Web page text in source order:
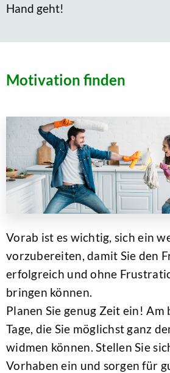
Hand geht!
Motivation finden
Vorab ist es wichtig, sich ein
vorzubereiten, damit Sie den
erfolgreich und ohne
bringen können.
Planen Sie genug Zeit ein! Am
Tage, die Sie möglichst ganz
widmen können. Stellen Sie
Vorhaben ein und sorgen für